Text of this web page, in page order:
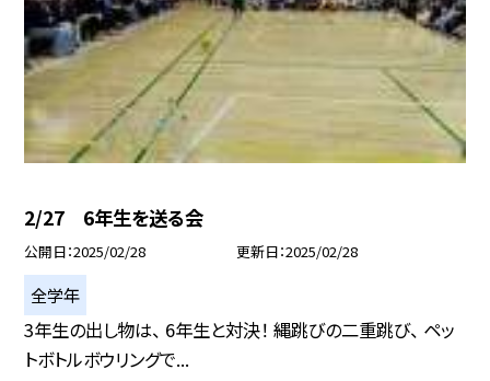
2/27 6年生を送る会
公開日 2025/02/28 更新日 2025/02/28
全学年
3年生の出し物は、 6年生と対決！ 縄跳びの二重跳び、 ペッ
トボトルボウリングで...